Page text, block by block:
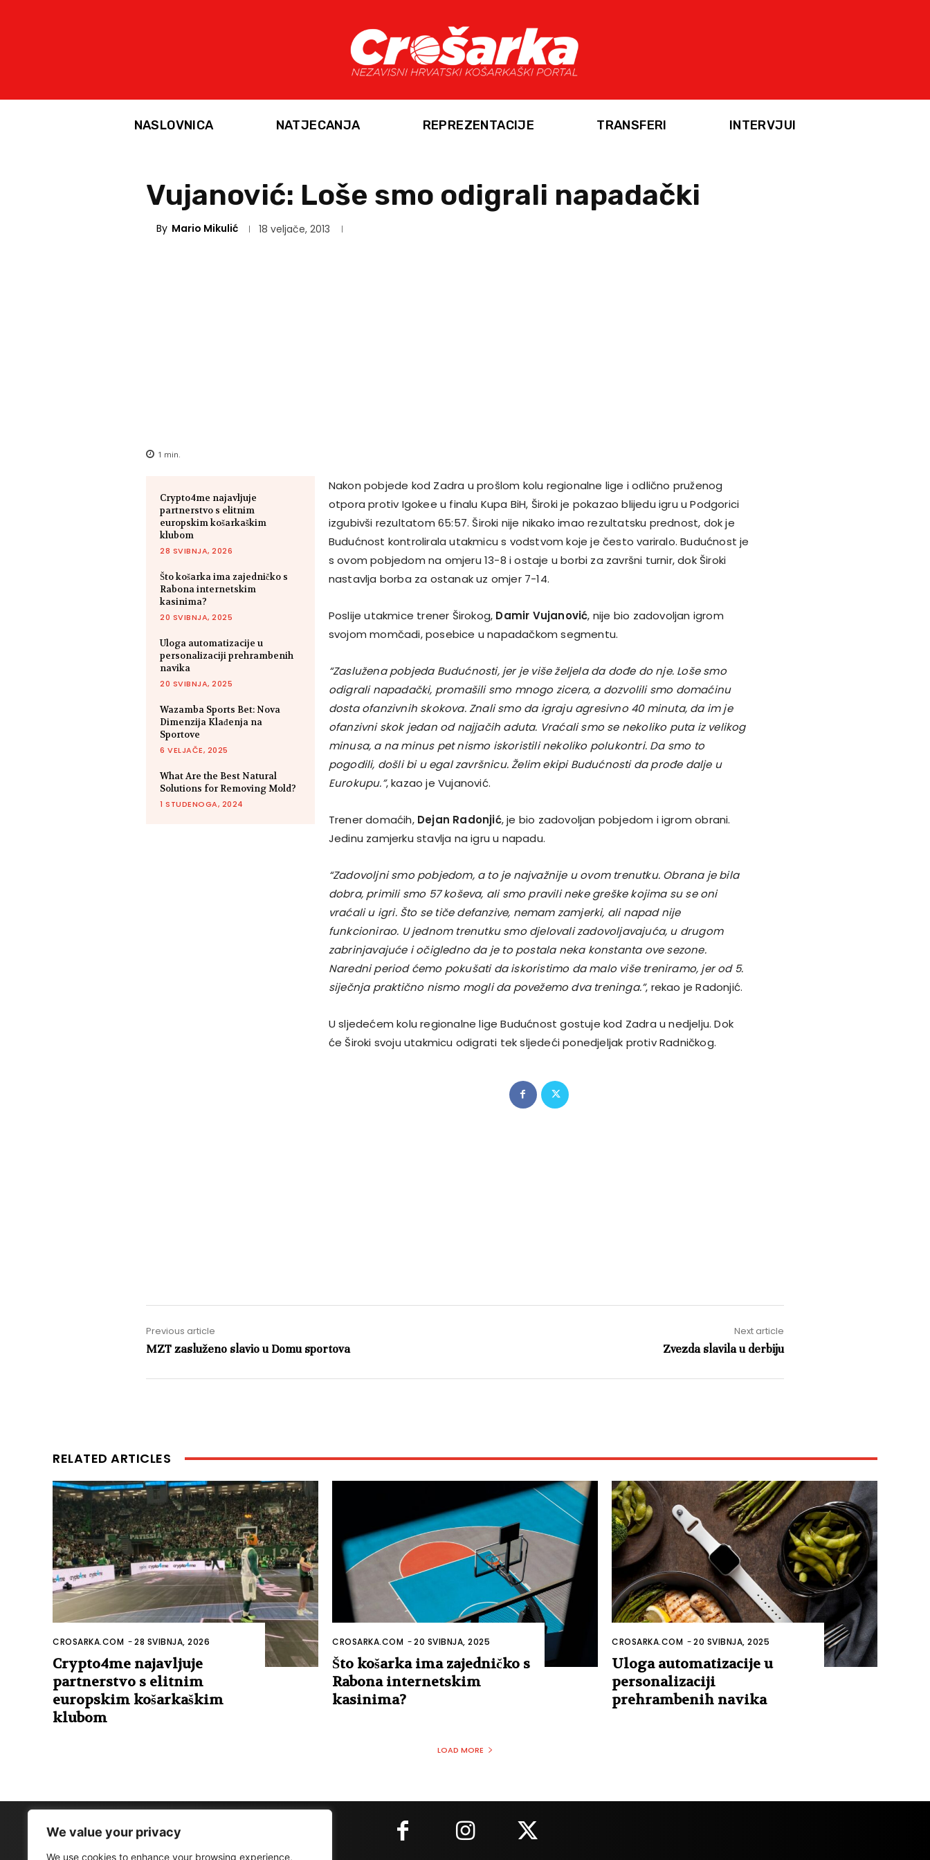
We value your privacy
We use cookies to enhance your browsing experience,
NASLOVNICA NATJECANJA REPREZENTACIJE TRANSFERI INTERVJUI
Vujanović: Loše smo odigrali napadački
By Mario Mikulić 18 veljače, 2013
1 min.
Crypto4me najavljuje
partnerstvo s elitnim
europskim košarkaškim
klubom
28 SVIBNJA, 2026
Što košarka ima zajedničko s
Rabona internetskim
kasinima?
20 SVIBNJA, 2025
Uloga automatizacije u
personalizaciji prehrambenih
navika
20 SVIBNJA, 2025
Wazamba Sports Bet: Nova
Dimenzija Klađenja na
Sportove
6 VELJAČE, 2025
What Are the Best Natural
Solutions for Removing Mold?
1 STUDENOGA, 2024
Nakon pobjede kod Zadra u prošlom kolu regionalne lige i odlično pruženog
otpora protiv Igokee u finalu Kupa BiH, Široki je pokazao blijedu igru u Podgorici
izgubivši rezultatom 65:57. Široki nije nikako imao rezultatsku prednost, dok je
Budućnost kontrolirala utakmicu s vodstvom koje je često variralo. Budućnost je
s ovom pobjedom na omjeru 13-8 i ostaje u borbi za završni turnir, dok Široki
nastavlja borba za ostanak uz omjer 7-14.
Poslije utakmice trener Širokog, Damir Vujanović, nije bio zadovoljan igrom
svojom momčadi, posebice u napadačkom segmentu.
“Zaslužena pobjeda Budućnosti, jer je više željela da dođe do nje. Loše smo
odigrali napadački, promašili smo mnogo zicera, a dozvolili smo domaćinu
dosta ofanzivnih skokova. Znali smo da igraju agresivno 40 minuta, da im je
ofanzivni skok jedan od najjačih aduta. Vraćali smo se nekoliko puta iz velikog
minusa, a na minus pet nismo iskoristili nekoliko polukontri. Da smo to
pogodili, došli bi u egal završnicu. Želim ekipi Budućnosti da prođe dalje u
Eurokupu.”, kazao je Vujanović.
Trener domaćih, Dejan Radonjić, je bio zadovoljan pobjedom i igrom obrani.
Jedinu zamjerku stavlja na igru u napadu.
“Zadovoljni smo pobjedom, a to je najvažnije u ovom trenutku. Obrana je bila
dobra, primili smo 57 koševa, ali smo pravili neke greške kojima su se oni
vraćali u igri. Što se tiče defanzive, nemam zamjerki, ali napad nije
funkcionirao. U jednom trenutku smo djelovali zadovoljavajuća, u drugom
zabrinjavajuće i očigledno da je to postala neka konstanta ove sezone.
Naredni period ćemo pokušati da iskoristimo da malo više treniramo, jer od 5.
siječnja praktično nismo mogli da povežemo dva treninga.”, rekao je Radonjić.
U sljedećem kolu regionalne lige Budućnost gostuje kod Zadra u nedjelju. Dok
će Široki svoju utakmicu odigrati tek sljedeći ponedjeljak protiv Radničkog.
Previous article
MZT zasluženo slavio u Domu sportova
Next article
Zvezda slavila u derbiju
RELATED ARTICLES
CROSARKA.COM -28 SVIBNJA, 2026
Crypto4me najavljuje
partnerstvo s elitnim
europskim košarkaškim
klubom
CROSARKA.COM -20 SVIBNJA, 2025
Što košarka ima zajedničko s
Rabona internetskim
kasinima?
CROSARKA.COM -20 SVIBNJA, 2025
Uloga automatizacije u
personalizaciji
prehrambenih navika
LOAD MORE